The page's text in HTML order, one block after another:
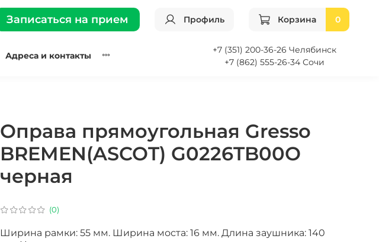
Записаться на прием Профиль Корзина 0
Адреса и контакты
+7 (351) 200-36-26 Челябинск
+7 (862) 555-26-34 Сочи
(0)
Оправа прямоугольная Gresso
BREMEN(ASCOT) G0226TB00O
черная
Ширина рамки: 55 мм. Ширина моста: 16 мм. Длина заушника: 140